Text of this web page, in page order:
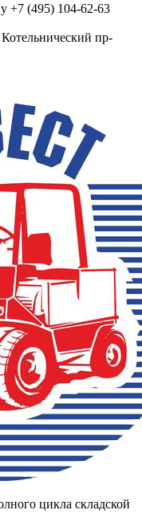
+7 (495) 104-62-63
пр-
цикла складской